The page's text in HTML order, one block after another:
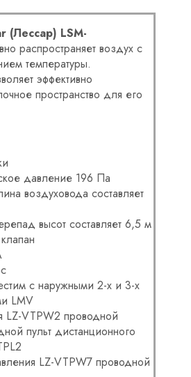
(Лессар) LSM-
распространяет воздух с
температуры.
эффективно
пространство для его
давление 196 Па
воздуховода составляет
высот составляет 6,5 м
с наружными 2-х и 3-х
LMV
LZ-VTPW2 проводной
пульт дистанционного
LZ-VTPW7 проводной